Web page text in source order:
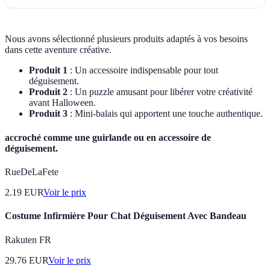
Nous avons sélectionné plusieurs produits adaptés à vos besoins
dans cette aventure créative.
Produit 1 : Un accessoire indispensable pour tout
déguisement.
Produit 2 : Un puzzle amusant pour libérer votre créativité
avant Halloween.
Produit 3 : Mini-balais qui apportent une touche authentique.
accroché comme une guirlande ou en accessoire de
déguisement.
RueDeLaFete
2.19 EURVoir le prix
Costume Infirmière Pour Chat Déguisement Avec Bandeau
Rakuten FR
29.76 EURVoir le prix